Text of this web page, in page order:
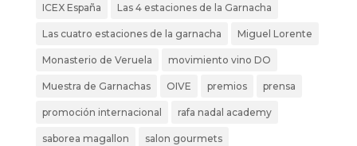
ICEX España Las 4 estaciones de la Garnacha
Las cuatro estaciones de la garnacha Miguel Lorente
Monasterio de Veruela movimiento vino DO
Muestra de Garnachas OIVE premios prensa
promoción internacional rafa nadal academy
saborea magallon salon gourmets